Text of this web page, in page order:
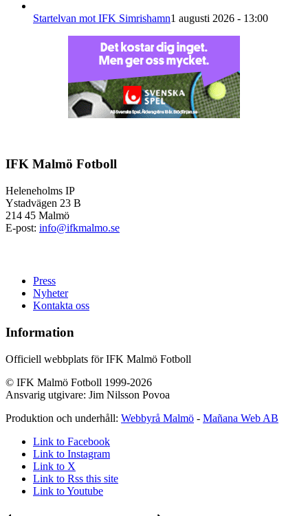
Startelvan mot IFK Simrishamn1 augusti 2026 - 13:00
IFK Malmö Fotboll
Heleneholms IP
Ystadvägen 23 B
214 45 Malmö
E-post: info@ifkmalmo.se
Press
Nyheter
Kontakta oss
Information
Officiell webbplats för IFK Malmö Fotboll
© IFK Malmö Fotboll 1999-2026
Ansvarig utgivare: Jim Nilsson Povoa
Produktion och underhåll: Webbyrå Malmö - Mañana Web AB
Link to Facebook
Link to Instagram
Link to X
Link to Rss this site
Link to Youtube